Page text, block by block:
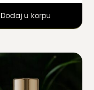
Dodaj u korpu